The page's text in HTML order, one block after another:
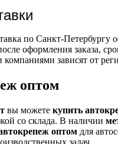
по Санкт-Петербургу
оформления заказа,
зависят от
оптом
вы можете купить
со склада. В наличии
оптом для
задач.